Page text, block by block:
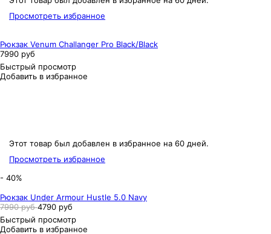
Просмотреть избранное
Рюкзак Venum Challanger Pro Black/Black
7990 руб
Быстрый просмотр
Добавить в избранное
Этот товар был добавлен в избранное на 60 дней.
Просмотреть избранное
- 40%
Рюкзак Under Armour Hustle 5.0 Navy
7990 руб4790 руб
Быстрый просмотр
Добавить в избранное